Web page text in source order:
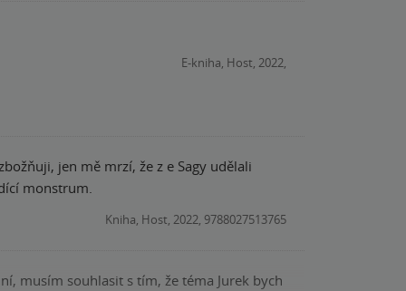
E-kniha, Host, 2022,
jen mě mrzí, že z e Sagy udělali
monstrum.
Kniha, Host, 2022, 9788027513765
musím souhlasit s tím, že téma Jurek bych